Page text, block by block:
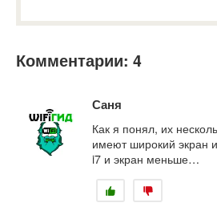
Комментарии: 4
Саня
Как я понял, их
имеют широкий экран
i7 и экран меньше…